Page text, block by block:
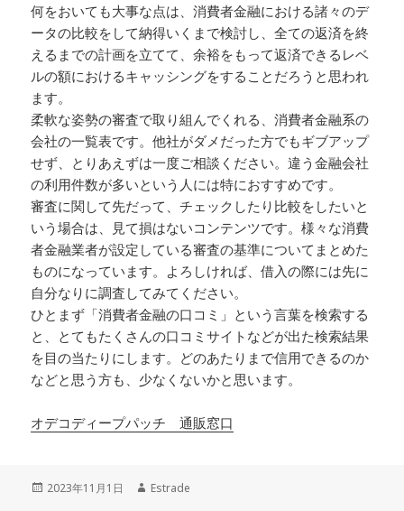
何をおいても大事な点は、消費者金融における諸々のデ
ータの比較をして納得いくまで検討し、全ての返済を終
えるまでの計画を立てて、余裕をもって返済できるレベ
ルの額におけるキャッシングをすることだろうと思われ
ます。
柔軟な姿勢の審査で取り組んでくれる、消費者金融系の
会社の一覧表です。他社がダメだった方でもギブアップ
せず、とりあえずは一度ご相談ください。違う金融会社
の利用件数が多いという人には特におすすめです。
審査に関して先だって、チェックしたり比較をしたいと
いう場合は、見て損はないコンテンツです。様々な消費
者金融業者が設定している審査の基準についてまとめた
ものになっています。よろしければ、借入の際には先に
自分なりに調査してみてください。
ひとまず「消費者金融の口コミ」という言葉を検索する
と、とてもたくさんの口コミサイトなどが出た検索結果
を目の当たりにします。どのあたりまで信用できるのか
などと思う方も、少なくないかと思います。
オデコディープパッチ 通販窓口
投
2023年11月1日
作
Estrade